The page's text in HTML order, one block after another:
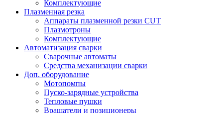
Комплектующие
Плазменная резка
Аппараты плазменной резки CUT
Плазмотроны
Комплектующие
Автоматизация сварки
Сварочные автоматы
Средства механизации сварки
Доп. оборудование
Мотопомпы
Пуско-зарядные устройства
Тепловые пушки
Вращатели и позиционеры